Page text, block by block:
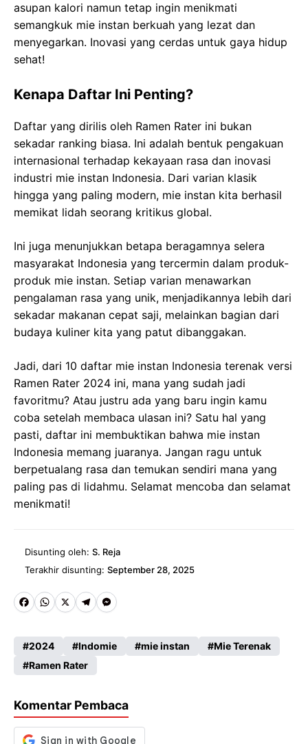
asupan kalori namun tetap ingin menikmati
semangkuk mie instan berkuah yang lezat dan
menyegarkan. Inovasi yang cerdas untuk gaya hidup
sehat!
Kenapa Daftar Ini Penting?
Daftar yang dirilis oleh Ramen Rater ini bukan
sekadar ranking biasa. Ini adalah bentuk pengakuan
internasional terhadap kekayaan rasa dan inovasi
industri mie instan Indonesia. Dari varian klasik
hingga yang paling modern, mie instan kita berhasil
memikat lidah seorang kritikus global.
Ini juga menunjukkan betapa beragamnya selera
masyarakat Indonesia yang tercermin dalam produk-
produk mie instan. Setiap varian menawarkan
pengalaman rasa yang unik, menjadikannya lebih dari
sekadar makanan cepat saji, melainkan bagian dari
budaya kuliner kita yang patut dibanggakan.
Jadi, dari 10 daftar mie instan Indonesia terenak versi
Ramen Rater 2024 ini, mana yang sudah jadi
favoritmu? Atau justru ada yang baru ingin kamu
coba setelah membaca ulasan ini? Satu hal yang
pasti, daftar ini membuktikan bahwa mie instan
Indonesia memang juaranya. Jangan ragu untuk
berpetualang rasa dan temukan sendiri mana yang
paling pas di lidahmu. Selamat mencoba dan selamat
menikmati!
Disunting oleh: S. Reja
Terakhir disunting: September 28, 2025
Fa
b
o
k
W
ts
A
p
X
Te
gr
a
M
se
er
2024 Indomie mie instan
Mie Terenak
Ramen Rater
Komentar Pembaca